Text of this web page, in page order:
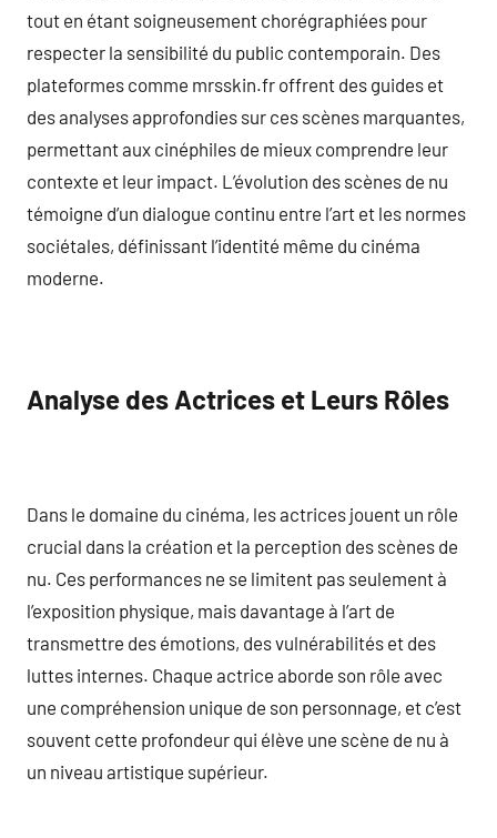
tout en étant soigneusement chorégraphiées pour
respecter la sensibilité du public contemporain. Des
plateformes comme mrsskin.fr offrent des guides et
des analyses approfondies sur ces scènes marquantes,
permettant aux cinéphiles de mieux comprendre leur
contexte et leur impact. L’évolution des scènes de nu
témoigne d’un dialogue continu entre l’art et les normes
sociétales, définissant l’identité même du cinéma
moderne.
Analyse des Actrices et Leurs Rôles
Dans le domaine du cinéma, les actrices jouent un rôle
crucial dans la création et la perception des scènes de
nu. Ces performances ne se limitent pas seulement à
l’exposition physique, mais davantage à l’art de
transmettre des émotions, des vulnérabilités et des
luttes internes. Chaque actrice aborde son rôle avec
une compréhension unique de son personnage, et c’est
souvent cette profondeur qui élève une scène de nu à
un niveau artistique supérieur.